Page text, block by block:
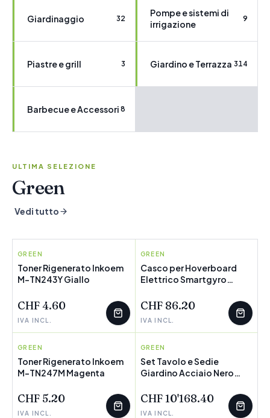
Giardinaggio 32
Pompe e sistemi di
irrigazione
9
Piastre e grill 3 Giardino e Terrazza 314
Barbecue e Accessori 8
ULTIMA SELEZIONE
Green
Vedi tutto
INKOEM
POCHI PEZZI
GREEN
Toner Rigenerato Inkoem
M-TN243Y Giallo
CHF 4.60
IVA INCL.
SMARTGYRO
POCHI PEZZI
GREEN
Casco per Hoverboard
Elettrico Smartgyro
(Ricondizionati A)
CHF 86.20
IVA INCL.
INKOEM
POCHI PEZZI
GREEN
Toner Rigenerato Inkoem
M-TN247M Magenta
CHF 5.20
IVA INCL.
MARBUENO
POCHI PEZZI
GREEN
Set Tavolo e Sedie
Giardino Acciaio Nero
CHF 10'168.40
IVA INCL.